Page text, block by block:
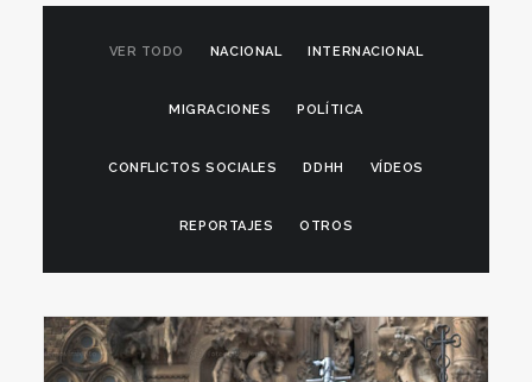
VER TODO NACIONAL INTERNACIONAL
MIGRACIONES POLÍTICA
CONFLICTOS SOCIALES DDHH VÍDEOS
REPORTAJES OTROS